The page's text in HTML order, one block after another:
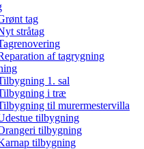
tag
stråtag
af tagrygning
1. sal
i træ
til murermestervilla
tilbygning
tilbygning
tilbygning